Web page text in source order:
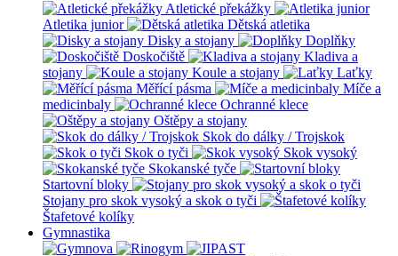
Atletické překážky
Atletika junior
Dětská atletika
Disky a stojany
Doplňky
Doskočiště
Kladiva a
stojany
Koule a stojany
Laťky
Měřící pásma
Míče a
medicinbaly
Ochranné klece
Oštěpy a stojany
Skok do dálky / Trojskok
Skok o tyči
Skok vysoký
Skokanské tyče
Startovní bloky
Stojany pro skok vysoký a skok o tyči
Štafetové kolíky
Gymnastika